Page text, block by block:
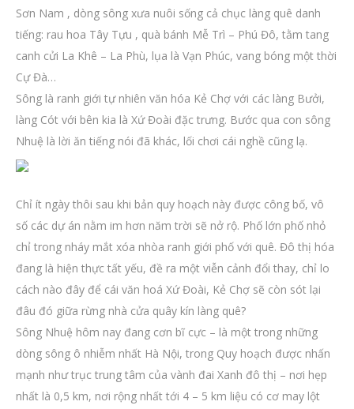
Sơn Nam , dòng sông xưa nuôi sống cả chục làng quê danh
tiếng: rau hoa Tây Tựu , quà bánh Mễ Trì – Phú Đô, tằm tang
canh cửi La Khê – La Phù, lụa là Vạn Phúc, vang bóng một thời
Cự Đà…
Sông là ranh giới tự nhiên văn hóa Kẻ Chợ với các làng Bưởi,
làng Cót với bên kia là Xứ Đoài đặc trưng. Bước qua con sông
Nhuệ là lời ăn tiếng nói đã khác, lối chơi cái nghề cũng lạ.
Chỉ ít ngày thôi sau khi bản quy hoạch này được công bố, vô
số các dự án nằm im hơn năm trời sẽ nở rộ. Phố lớn phố nhỏ
chỉ trong nháy mắt xóa nhòa ranh giới phố với quê. Đô thị hóa
đang là hiện thực tất yếu, đề ra một viễn cảnh đổi thay, chỉ lo
cách nào đây để cái văn hoá Xứ Đoài, Kẻ Chợ sẽ còn sót lại
đâu đó giữa rừng nhà cửa quây kín làng quê?
Sông Nhuệ hôm nay đang cơn bĩ cực – là một trong những
dòng sông ô nhiễm nhất Hà Nội, trong Quy hoạch được nhấn
mạnh như trục trung tâm của vành đai Xanh đô thị – nơi hẹp
nhất là 0,5 km, nơi rộng nhất tới 4 – 5 km liệu có cơ may lột